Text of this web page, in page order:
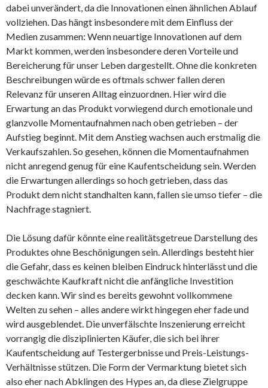
dabei unverändert, da die Innovationen einen ähnlichen Ablauf
vollziehen. Das hängt insbesondere mit dem Einfluss der
Medien zusammen: Wenn neuartige Innovationen auf dem
Markt kommen, werden insbesondere deren Vorteile und
Bereicherung für unser Leben dargestellt. Ohne die konkreten
Beschreibungen würde es oftmals schwer fallen deren
Relevanz für unseren Alltag einzuordnen. Hier wird die
Erwartung an das Produkt vorwiegend durch emotionale und
glanzvolle Momentaufnahmen nach oben getrieben – der
Aufstieg beginnt. Mit dem Anstieg wachsen auch erstmalig die
Verkaufszahlen. So gesehen, können die Momentaufnahmen
nicht anregend genug für eine Kaufentscheidung sein. Werden
die Erwartungen allerdings so hoch getrieben, dass das
Produkt dem nicht standhalten kann, fallen sie umso tiefer – die
Nachfrage stagniert.
Die Lösung dafür könnte eine realitätsgetreue Darstellung des
Produktes ohne Beschönigungen sein. Allerdings besteht hier
die Gefahr, dass es keinen bleiben Eindruck hinterlässt und die
geschwächte Kaufkraft nicht die anfängliche Investition
decken kann. Wir sind es bereits gewohnt vollkommene
Welten zu sehen – alles andere wirkt hingegen eher fade und
wird ausgeblendet. Die unverfälschte Inszenierung erreicht
vorrangig die disziplinierten Käufer, die sich bei ihrer
Kaufentscheidung auf Testergerbnisse und Preis-Leistungs-
Verhältnisse stützen. Die Form der Vermarktung bietet sich
also eher nach Abklingen des Hypes an, da diese Zielgruppe